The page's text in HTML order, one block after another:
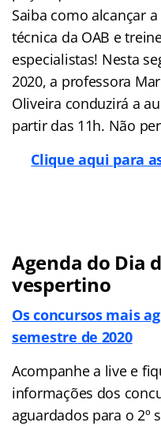
Saiba como alcançar
técnica da OAB e
especialistas! Nesta
2020, a professora
Oliveira conduzirá a
partir das 11h. Não
Clique aqui para
Agenda do Dia
vespertino
Os concursos mais
semestre de 2020
Acompanhe a live e
informações dos
aguardados para o 2º